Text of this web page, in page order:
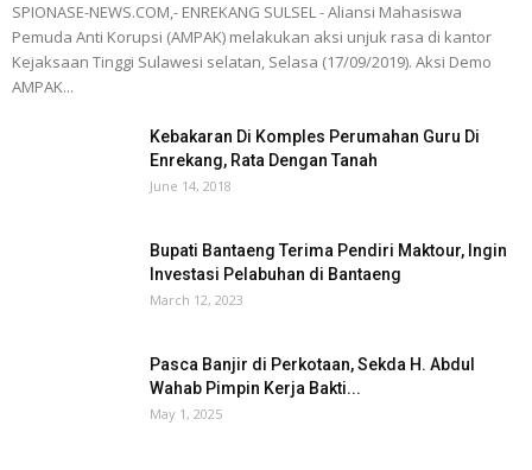
SPIONASE-NEWS.COM,- ENREKANG SULSEL - Aliansi Mahasiswa
Pemuda Anti Korupsi (AMPAK) melakukan aksi unjuk rasa di kantor
Kejaksaan Tinggi Sulawesi selatan, Selasa (17/09/2019). Aksi Demo
AMPAK...
Kebakaran Di Komples Perumahan Guru Di
Enrekang, Rata Dengan Tanah
June 14, 2018
Bupati Bantaeng Terima Pendiri Maktour, Ingin
Investasi Pelabuhan di Bantaeng
March 12, 2023
Pasca Banjir di Perkotaan, Sekda H. Abdul
Wahab Pimpin Kerja Bakti...
May 1, 2025